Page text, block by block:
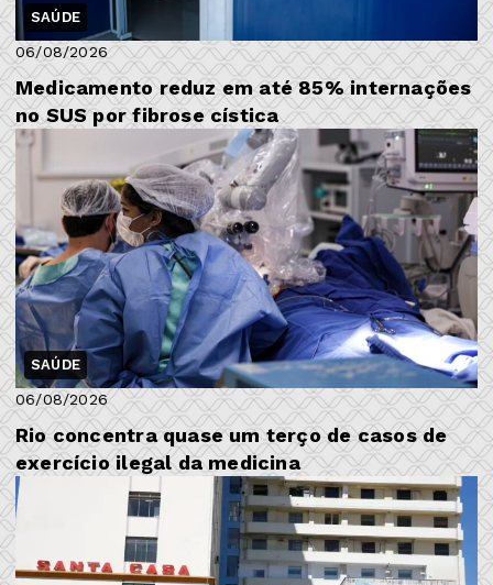
SAÚDE
06/08/2026
Medicamento reduz em até 85% internações
no SUS por fibrose cística
SAÚDE
06/08/2026
Rio concentra quase um terço de casos de
exercício ilegal da medicina